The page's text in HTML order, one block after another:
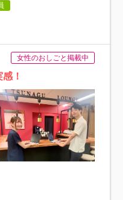
女性のおしごと掲載中
！